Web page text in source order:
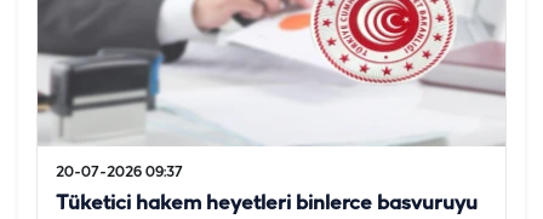
20-07-2026 09:37
Tüketici hakem heyetleri binlerce basvuruyu